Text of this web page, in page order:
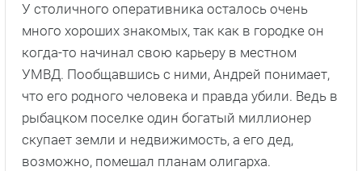
У столичного оперативника осталось очень
много хороших знакомых, так как в городке он
когда-то начинал свою карьеру в местном
УМВД. Пообщавшись с ними, Андрей понимает,
что его родного человека и правда убили. Ведь в
рыбацком поселке один богатый миллионер
скупает земли и недвижимость, а его дед,
возможно, помешал планам олигарха.